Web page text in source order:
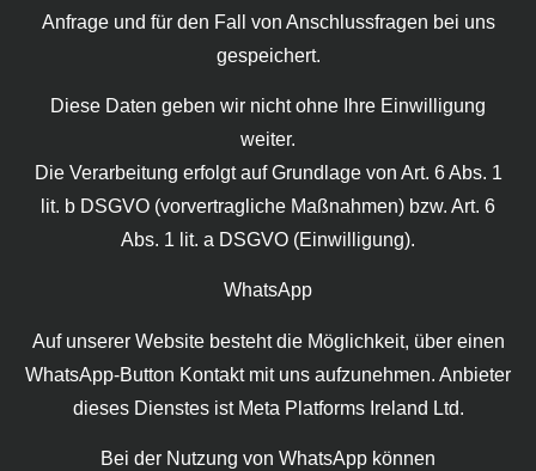
Anfrage und für den Fall von Anschlussfragen bei uns
gespeichert.
Diese Daten geben wir nicht ohne Ihre Einwilligung
weiter.
Die Verarbeitung erfolgt auf Grundlage von Art. 6 Abs. 1
lit. b DSGVO (vorvertragliche Maßnahmen) bzw. Art. 6
Abs. 1 lit. a DSGVO (Einwilligung).
WhatsApp
Auf unserer Website besteht die Möglichkeit, über einen
WhatsApp-Button Kontakt mit uns aufzunehmen. Anbieter
dieses Dienstes ist Meta Platforms Ireland Ltd.
Bei der Nutzung von WhatsApp können